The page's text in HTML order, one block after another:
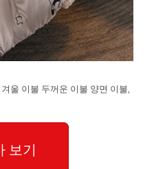
울 이불 두꺼운 이불 양면 이불,
보기